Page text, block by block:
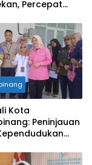
Percepat
Kota
Peninjauan
MBG